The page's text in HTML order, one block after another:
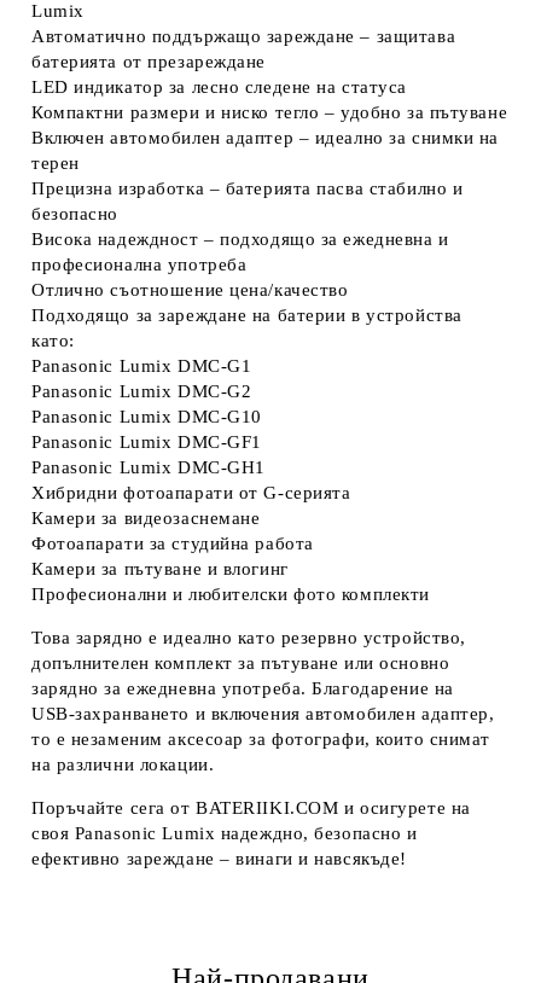
Lumix
Автоматично поддържащо зареждане – защитава
батерията от презареждане
LED индикатор за лесно следене на статуса
Компактни размери и ниско тегло – удобно за пътуване
Включен автомобилен адаптер – идеално за снимки на
терен
Прецизна изработка – батерията пасва стабилно и
безопасно
Висока надеждност – подходящо за ежедневна и
професионална употреба
Отлично съотношение цена/качество
Подходящо за зареждане на батерии в устройства
като:
Panasonic Lumix DMC‑G1
Panasonic Lumix DMC‑G2
Panasonic Lumix DMC‑G10
Panasonic Lumix DMC‑GF1
Panasonic Lumix DMC‑GH1
Хибридни фотоапарати от G‑серията
Камери за видеозаснемане
Фотоапарати за студийна работа
Камери за пътуване и влогинг
Професионални и любителски фото комплекти
Това зарядно е идеално като резервно устройство,
допълнителен комплект за пътуване или основно
зарядно за ежедневна употреба. Благодарение на
USB‑захранването и включения автомобилен адаптер,
то е незаменим аксесоар за фотографи, които снимат
на различни локации.
Поръчайте сега от BATERIIKI.COM и осигурете на
своя Panasonic Lumix надеждно, безопасно и
ефективно зареждане – винаги и навсякъде!